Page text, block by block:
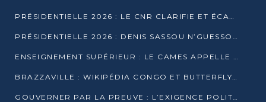
PRÉSIDENTIELLE 2026 : LE CNR CLARIFIE ET ÉCARTE LA CANDIDATURE DU PASTEUR NTUMI
PRÉSIDENTIELLE 2026 : DENIS SASSOU N’GUESSO ANNONCE OFFICIELLEMENT SA CANDIDATURE
ENSEIGNEMENT SUPÉRIEUR : LE CAMES APPELLE À UNE UNIVERSITÉ AFRICAINE AXÉE SUR L’EMPLOYABILITÉ
BRAZZAVILLE : WIKIPÉDIA CONGO ET BUTTERFLY SCELLENT UN PARTENARIAT POUR STRUCTURER LE BÉNÉVOLAT NUMÉRIQUE
GOUVERNER PAR LA PREUVE : L’EXIGENCE POLITIQUE DU XXIᵉ SIÈCLE